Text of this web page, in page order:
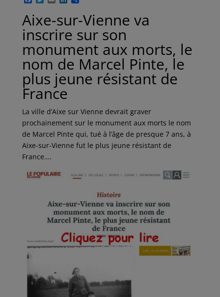
c
e
b
o
o
k
t
t
e
r
a
i
l
n
k
e
d
I
n
t
a
g
e
r
Aixe-sur-Vienne va
inscrire sur son
monument aux morts, le
nom de Marcel Pinte, le
plus jeune résistant de
France
La ville d’Aixe sur Vienne devrait graver
prochainement sur le monument aux morts le nom
de Marcel Pinte qui, tué à l’âge de presque 7 ans, à
Aixe-sur-Vienne fut le plus jeune résistant de
France….